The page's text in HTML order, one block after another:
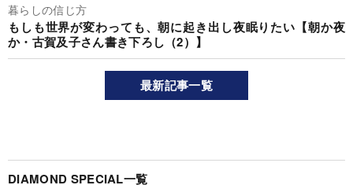
暮らしの信じ方
もしも世界が変わっても、朝に起き出し夜眠りたい【朝か夜
か・古賀及子さん書き下ろし（2）】
最新記事一覧
DIAMOND SPECIAL一覧